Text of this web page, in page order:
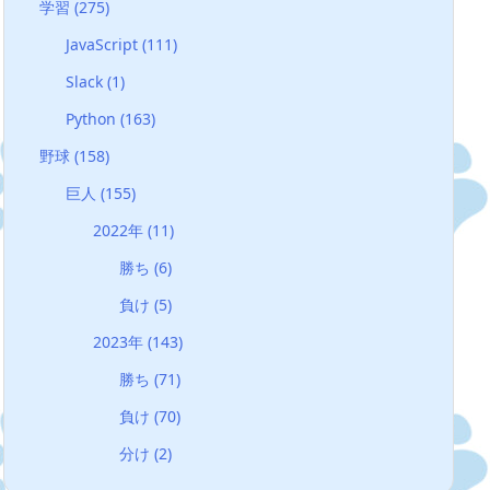
学習 (275)
JavaScript(111)
Slack(1)
Python(163)
野球 (158)
巨人(155)
2022年 (11)
勝ち(6)
負け(5)
2023年 (143)
勝ち(71)
負け(70)
分け(2)